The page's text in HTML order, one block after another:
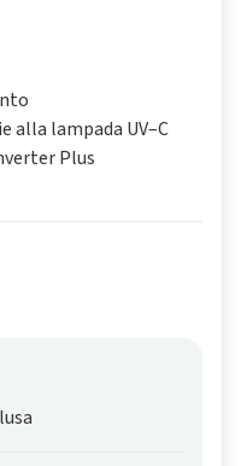
alla lampada UV–C
Plus